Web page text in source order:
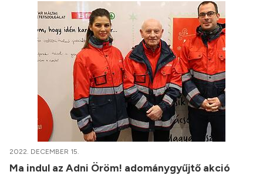
2022. DECEMBER 15.
Ma indul az Adni Öröm! adománygyűjtő akció